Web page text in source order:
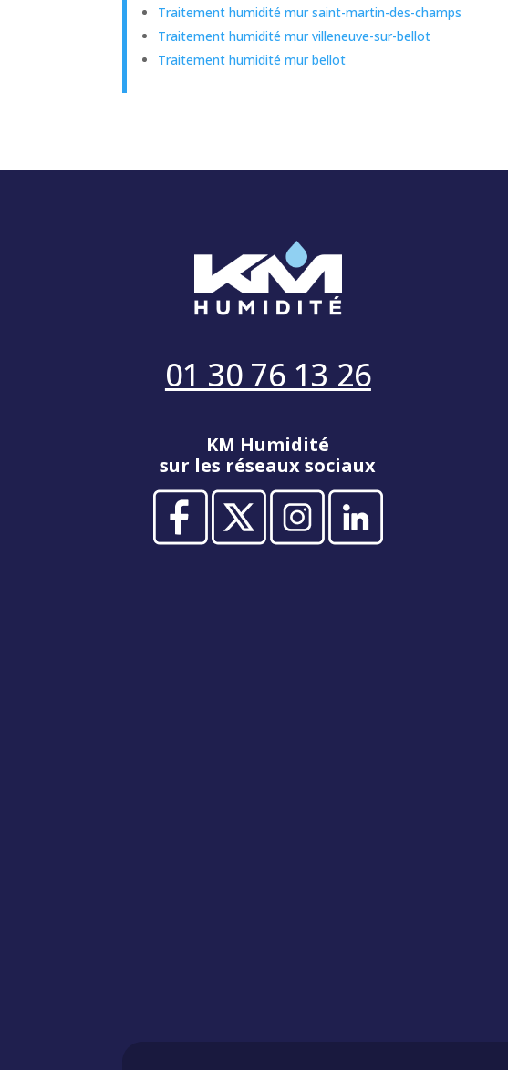
Traitement humidité mur saint-martin-des-champs
Traitement humidité mur villeneuve-sur-bellot
Traitement humidité mur bellot
01 30 76 13 26
KM Humidité
sur les réseaux sociaux